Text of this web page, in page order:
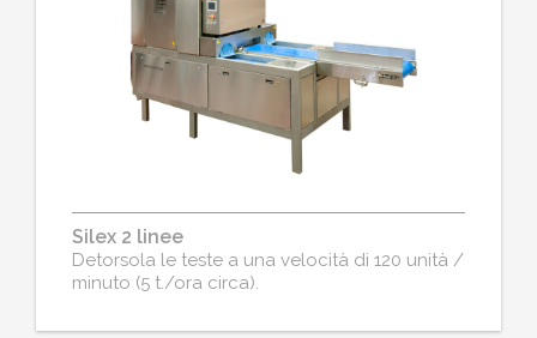
Silex 2 linee
Detorsola le teste a una velocità di 120 unità /
minuto (5 t./ora circa).